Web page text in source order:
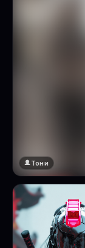
🔞 18+
Натисни за преглед
Тони